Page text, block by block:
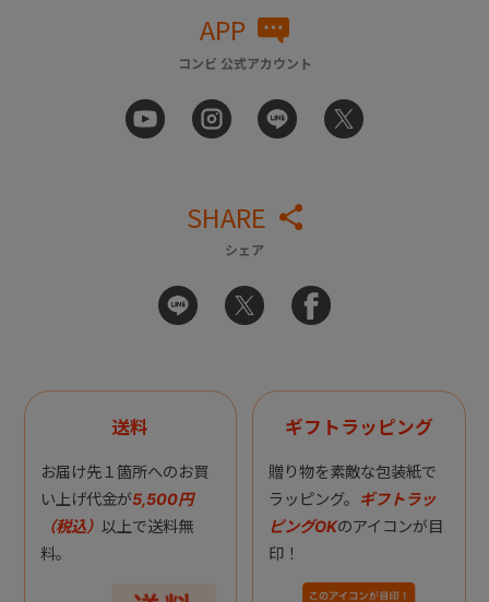
APP
コンビ 公式アカウント
SHARE
シェア
送料
お届け先１箇所へのお買
い上げ代金が5,500円
（税込） 以上で送料無
料。
ギフトラッピング
贈り物を素敵な包装紙で
ラッピング。 ギフトラッ
ピングOKのアイコンが目
印！